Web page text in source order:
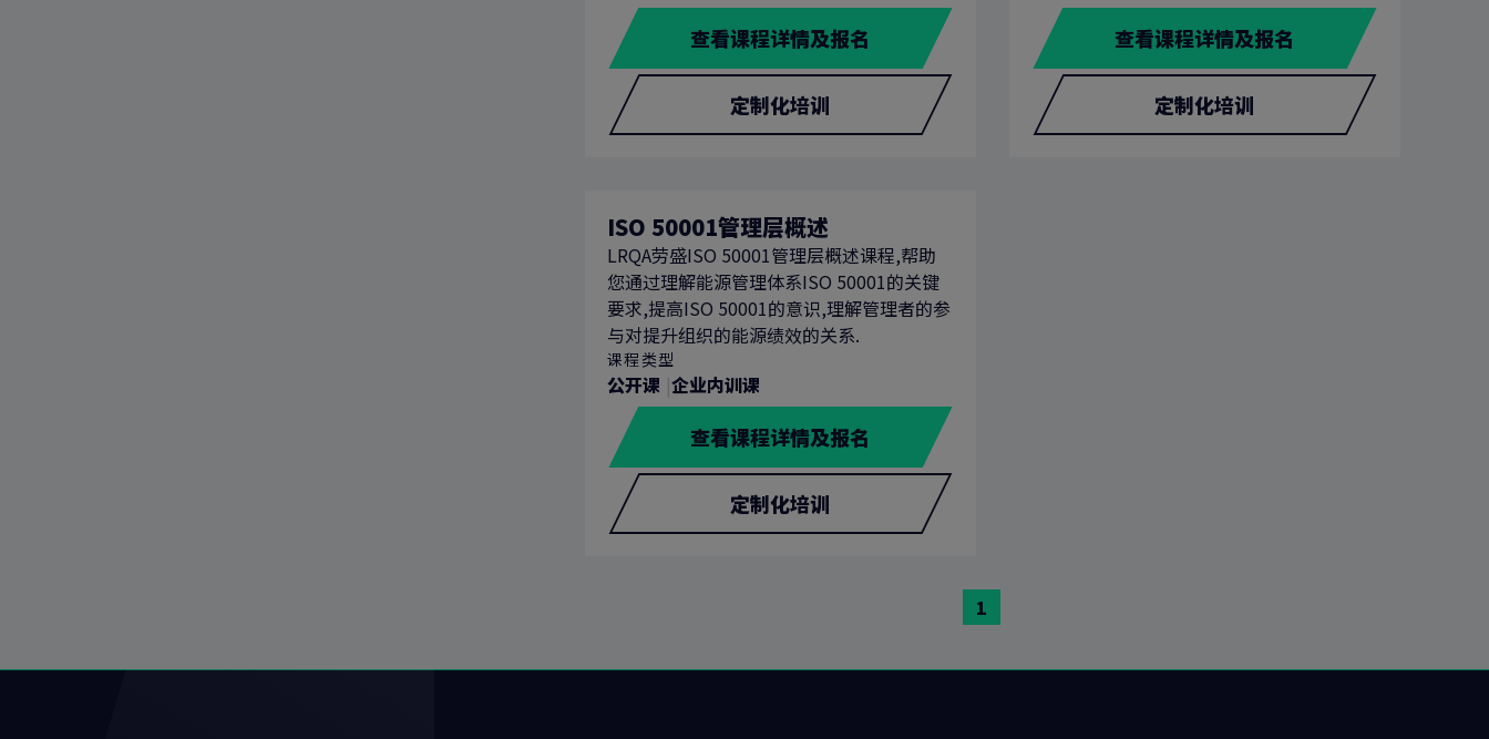
查看课程详情及报名
定制化培训
查看课程详情及报名
定制化培训
ISO 50001管理层概述
LRQA劳盛ISO 50001管理层概述课程,帮助
您通过理解能源管理体系ISO 50001的关键
要求,提高ISO 50001的意识,理解管理者的参
与对提升组织的能源绩效的关系.
课程类型
公开课 企业内训课
查看课程详情及报名
定制化培训
前
往
1